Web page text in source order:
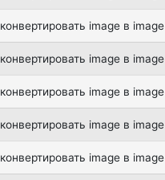
конвертировать image в image
конвертировать image в image
конвертировать image в image
конвертировать image в image
конвертировать image в image